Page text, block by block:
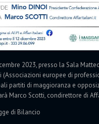
2023, presso la Sala
(Associazioni europee di
partiti di maggioranza e
Marco Scotti, condirettore di
di Bilancio